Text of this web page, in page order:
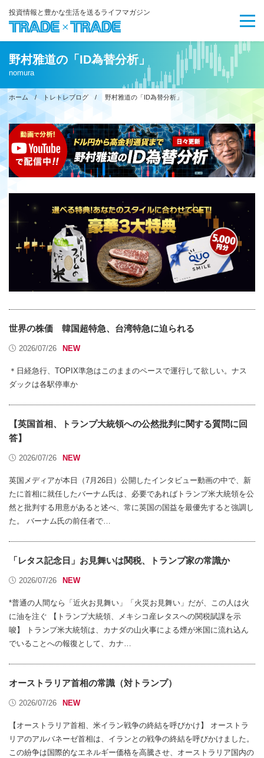
投資情報と豊かな生活を送るライフマガジン
野村雅道の「ID為替分析」
nomura
ホーム / トレトレブログ / 野村雅道の「ID為替分析」
世界の株価 韓国超特急、台湾特急に迫られる
2026/07/26
＊日経急行、TOPIX準急はこのままのペースで運行して欲しい。ナス
ダックは各駅停車か
【英国首相、トランプ大統領への公然批判に関する質問に回
答】
2026/07/26
英国メディアが本日（7月26日）公開したインタビュー動画の中で、新
たに首相に就任したバーナム氏は、必要であればトランプ米大統領を公
然と批判する用意があると述べ、常に英国の国益を最優先すると強調し
た。 バーナム氏の前任者で…
「レタス記念日」お見舞いは関税、トランプ家の常識か
2026/07/26
*普通の人間なら「近火お見舞い」「火災お見舞い」だが、この人は火
に油を注ぐ 【トランプ大統領、メキシコ産レタスへの関税賦課を示
唆】 トランプ米大統領は、カナダの山火事による煙が米国に流れ込ん
でいることへの報復として、カナ…
オーストラリア首相の常識（対トランプ）
2026/07/26
【オーストラリア首相、米イラン戦争の終結を呼びかけ】 オーストラ
リアのアルバネーゼ首相は、イランとの戦争の終結を呼びかけました。
この紛争は国際的なエネルギー価格を高騰させ、オーストラリア国内の